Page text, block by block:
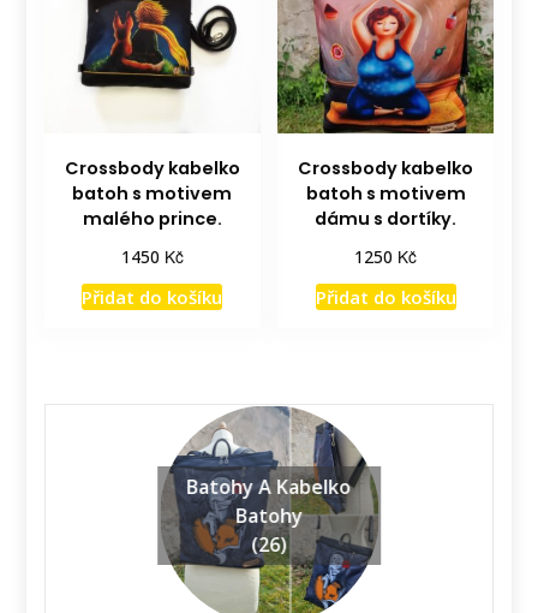
Crossbody kabelko
batoh s motivem
malého prince.
1450 Kč
Přidat do košíku
Crossbody kabelko
batoh s motivem
dámu s dortíky.
1250 Kč
Přidat do košíku
Batohy A Kabelko
Batohy
(26)